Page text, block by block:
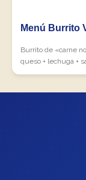
Menú Burrito
Burrito de «carne
queso + lechuga +